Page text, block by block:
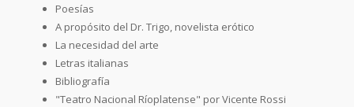
Poesías
A propósito del Dr. Trigo, novelista erótico
La necesidad del arte
Letras italianas
Bibliografía
"Teatro Nacional Ríoplatense" por Vicente Rossi